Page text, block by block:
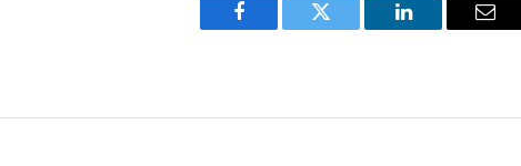
Facebook Twitter LinkedIn